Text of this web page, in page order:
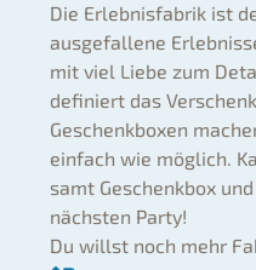
Die Erlebnisfabrik ist
ausgefallene
mit viel Liebe zum
definiert das
Geschenkboxen
einfach wie möglich.
samt Geschenkbox
nächsten Party!
Du willst noch mehr